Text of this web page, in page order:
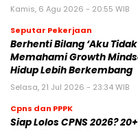
Kamis, 6 Agu 2026 - 20:55 WIB
Seputar Pekerjaan
Berhenti Bilang ‘Aku
Memahami Growth
Hidup Lebih Berkembang
Selasa, 21 Jul 2026 - 23:34 WIB
Cpns dan PPPK
Siap Lolos CPNS 2026?